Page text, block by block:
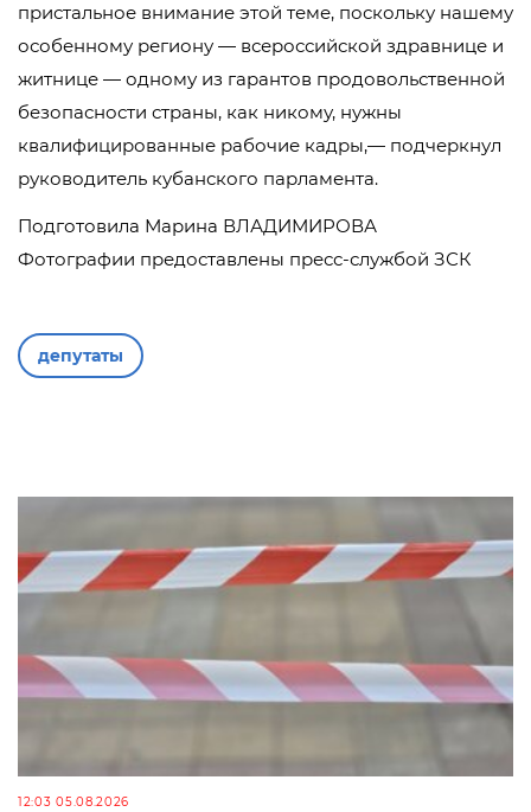
пристальное внимание этой теме, поскольку нашему
особенному региону — всероссийской здравнице и
житнице — одному из гарантов продовольственной
безопасности страны, как никому, нужны
квалифицированные рабочие кадры,— подчеркнул
руководитель кубанского парламента.
Подготовила Марина ВЛАДИМИРОВА
Фотографии предоставлены пресс-службой ЗСК
депутаты
12:03 05.08.2026